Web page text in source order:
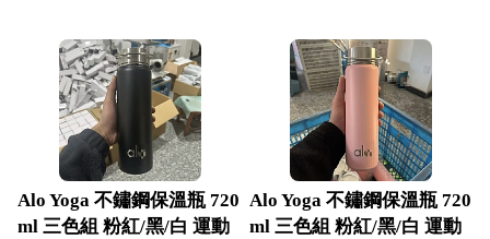
Alo Yoga 不鏽鋼保溫瓶 720
ml 三色組 粉紅/黑/白 運動
Alo Yoga 不鏽鋼保溫瓶 720
ml 三色組 粉紅/黑/白 運動